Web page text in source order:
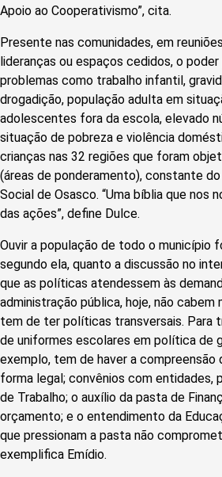
Apoio ao Cooperativismo”, cita.
Presente nas comunidades, em
lideranças ou espaços cedidos, o
problemas como trabalho infantil,
drogadição, população adulta em
adolescentes fora da escola, elevado
situação de pobreza e violência
crianças nas 32 regiões que foram
(áreas de ponderamento), constante
Social de Osasco. “Uma bíblia que nos
das ações”, define Dulce.
Ouvir a população de todo o município
segundo ela, quanto a discussão no
que as políticas atendessem às
administração pública, hoje, não cabem
tem de ter políticas transversais. Para
de uniformes escolares em política de
exemplo, tem de haver a compreensão
forma legal; convênios com entidades,
de Trabalho; o auxílio da pasta de
orçamento; e o entendimento da
que pressionam a pasta não
exemplifica Emídio.